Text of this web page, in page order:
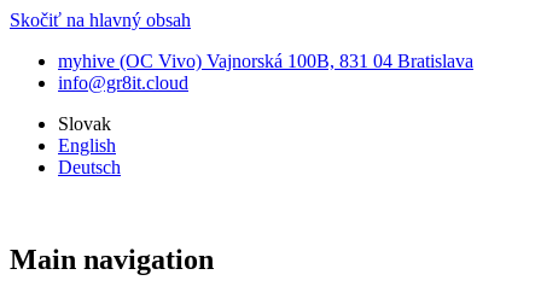
Skočiť na hlavný obsah
myhive (OC Vivo) Vajnorská 100B, 831 04 Bratislava
info@gr8it.cloud
Slovak
English
Deutsch
Main navigation